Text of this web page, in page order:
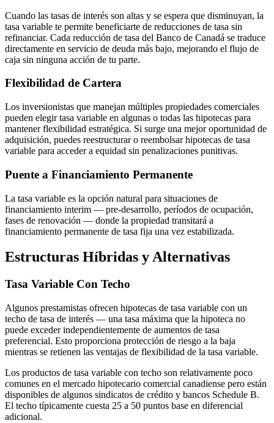
Cuando las tasas de interés son altas y se espera que disminuyan, la
tasa variable te permite beneficiarte de reducciones de tasa sin
refinanciar. Cada reducción de tasa del Banco de Canadá se traduce
directamente en servicio de deuda más bajo, mejorando el flujo de
caja sin ninguna acción de tu parte.
Flexibilidad de Cartera
Los inversionistas que manejan múltiples propiedades comerciales
pueden elegir tasa variable en algunas o todas las hipotecas para
mantener flexibilidad estratégica. Si surge una mejor oportunidad de
adquisición, puedes reestructurar o reembolsar hipotecas de tasa
variable para acceder a equidad sin penalizaciones punitivas.
Puente a Financiamiento Permanente
La tasa variable es la opción natural para situaciones de
financiamiento interim — pre-desarrollo, períodos de ocupación,
fases de renovación — donde la propiedad transitará a
financiamiento permanente de tasa fija una vez estabilizada.
Estructuras Híbridas y Alternativas
Tasa Variable Con Techo
Algunos prestamistas ofrecen hipotecas de tasa variable con un
techo de tasa de interés — una tasa máxima que la hipoteca no
puede exceder independientemente de aumentos de tasa
preferencial. Esto proporciona protección de riesgo a la baja
mientras se retienen las ventajas de flexibilidad de la tasa variable.
Los productos de tasa variable con techo son relativamente poco
comunes en el mercado hipotecario comercial canadiense pero están
disponibles de algunos sindicatos de crédito y bancos Schedule B.
El techo típicamente cuesta 25 a 50 puntos base en diferencial
adicional.